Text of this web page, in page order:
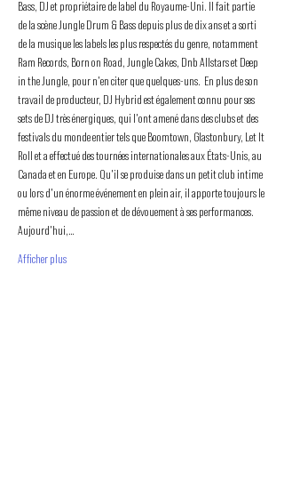
Bass, DJ et propriétaire de label du Royaume-Uni. Il fait partie
de la scène Jungle Drum & Bass depuis plus de dix ans et a sorti
de la musique les labels les plus respectés du genre, notamment
Ram Records, Born on Road, Jungle Cakes, Dnb Allstars et Deep
in the Jungle, pour n'en citer que quelques-uns.  En plus de son
travail de producteur, DJ Hybrid est également connu pour ses
sets de DJ très énergiques, qui l'ont amené dans des clubs et des
festivals du monde entier tels que Boomtown, Glastonbury, Let It
Roll et a effectué des tournées internationales aux États-Unis, au
Canada et en Europe. Qu'il se produise dans un petit club intime
ou lors d'un énorme événement en plein air, il apporte toujours le
même niveau de passion et de dévouement à ses performances.
Aujourd'hui,…
Afficher plus